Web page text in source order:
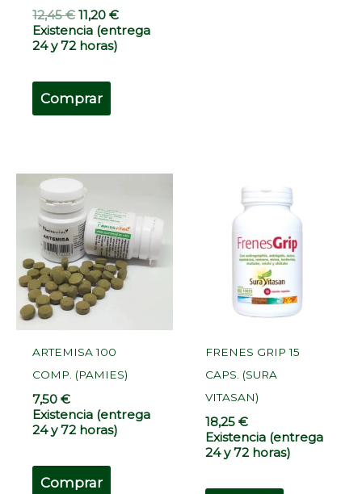
12,45€ 11,20€
Existencia (entrega
24 y 72 horas)
Comprar
ARTEMISA 100
COMP. (PAMIES)
7,50€
Existencia (entrega
24 y 72 horas)
Comprar
FRENES GRIP 15
CAPS. (SURA
VITASAN)
18,25€
Existencia (entrega
24 y 72 horas)